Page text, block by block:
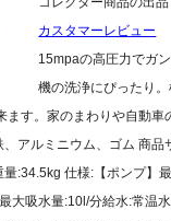
カスタマーレビュー
15mpaの高圧力でガ
機の洗浄にぴったり
ます。家のまわりや自動車
アルミニウム、ゴム 商品
:34.5kg 仕様:【ポンプ】
大吸水量:10l/分給水:常温